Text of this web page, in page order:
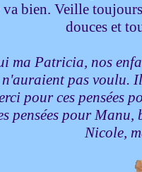
bien. Veille
douces et
ma Patricia, nos
pas voulu.
pour ces pensées
pensées pour
Nicole,